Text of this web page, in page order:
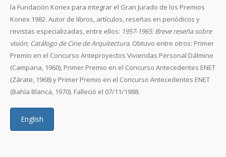
la Fundación Konex para integrar el Gran Jurado de los Premios
Konex 1982. Autor de libros, artículos, reseñas en periódicos y
revistas especializadas, entre ellos: 1957-1965: Breve reseña sobre
visión; Catálogo de Cine de Arquitectura. Obtuvo entre otros: Primer
Premio en el Concurso Anteproyectos Viviendas Personal Dálmine
(Campana, 1960), Primer Premio en el Concurso Antecedentes ENET
(Zárate, 1968) y Primer Premio en el Concurso Antecedentes ENET
(Bahía Blanca, 1970). Falleció el 07/11/1988.
English